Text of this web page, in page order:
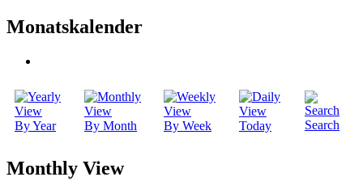
Monatskalender
By Year By Month By Week Today Search
Monthly View